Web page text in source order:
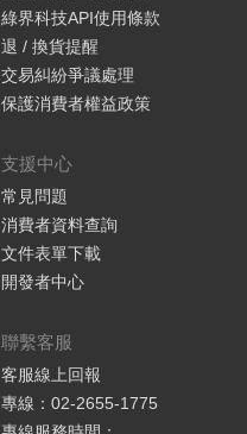
綠界科技API使用條款
退 / 換貨提醒
交易糾紛爭議處理
保護消費者權益政策
支援中心
常見問題
消費者資料查詢
文件表單下載
開發者中心
聯繫客服
客服線上回報
專線：02-2655-1775